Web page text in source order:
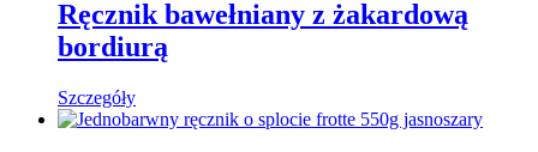
Ręcznik bawełniany z żakardową
bordiurą​
Szczegóły